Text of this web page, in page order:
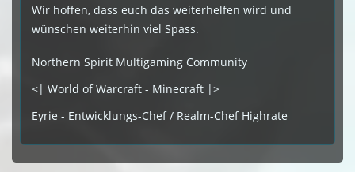
Wir hoffen, dass euch das weiterhelfen wird und
wünschen weiterhin viel Spass.
Northern Spirit Multigaming Community
<| World of Warcraft - Minecraft |>
Eyrie - Entwicklungs-Chef / Realm-Chef Highrate